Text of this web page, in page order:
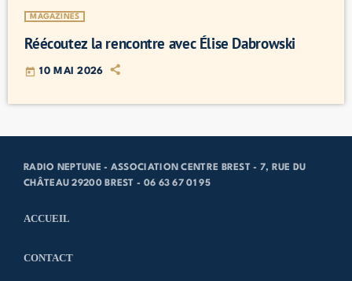
MAGAZINES
Réécoutez la rencontre avec Élise Dabrowski
today 10 MAI 2026
RADIO NEPTUNE - ASSOCIATION CENTRE BREST - 7, RUE DU
CHÂTEAU 29200 BREST - 06 63 67 01 95
ACCUEIL
CONTACT